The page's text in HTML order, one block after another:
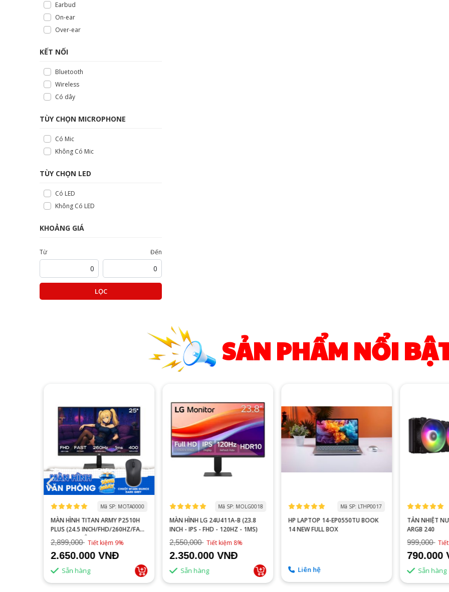
Earbud
On-ear
Over-ear
KẾT NỐI
Bluetooth
Wireless
Có dây
TÙY CHỌN MICROPHONE
Có Mic
Không Có Mic
TÙY CHỌN LED
Có LED
Không Có LED
KHOẢNG GIÁ
Từ Đến
LỌC
SẢN PHẨM NỔI
Mã SP: MOTA0000
MÀN HÌNH TITAN ARMY P2510H
PLUS (24.5 INCH/FHD/260HZ/FAST
IPS/1MS/PHẲNG)
2,899,000 Tiết kiệm 9%
2.650.000 VNĐ
Sẵn hàng
Mã SP: MOLG0018
MÀN HÌNH LG 24U411A-B (23.8
INCH - IPS - FHD - 120HZ - 1MS)
2,550,000 Tiết kiệm 8%
2.350.000 VNĐ
Sẵn hàng
Mã SP: LTHP0017
HP LAPTOP 14-EP0550TU BOOK
14 NEW FULL BOX
Liên hệ
TẢN NHIỆT
ARGB 240
999,000
790.000
Sẵn hàng